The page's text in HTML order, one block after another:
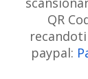
British
Bulgarian
Art
Chinese
QR
paypal: